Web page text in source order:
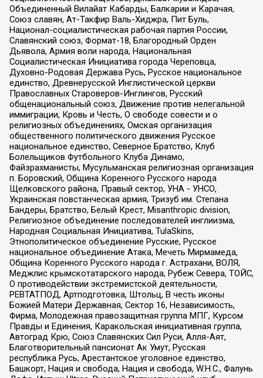
Объединенный Вилайат Кабарды, Балкарии и Карачая,
Союз славян, Ат-Такфир Валь-Хиджра, Пит Буль,
Национал-социалистическая рабочая партия России,
Славянский союз, Формат-18, Благородный Орден
Дьявола, Армия воли народа, Национальная
Социалистическая Инициатива города Череповца,
Духовно-Родовая Держава Русь, Русское национальное
единство, Древнерусской Инглистической церкви
Православных Староверов-Инглингов, Русский
общенациональный союз, Движение против нелегальной
иммиграции, Кровь и Честь, О свободе совести и о
религиозных объединениях, Омская организация
общественного политического движения Русское
национальное единство, Северное Братство, Клуб
Болельщиков Футбольного Клуба Динамо,
Файзрахманисты, Мусульманская религиозная организация
п. Боровский, Община Коренного Русского народа
Щелковского района, Правый сектор, УНА - УНСО,
Украинская повстанческая армия, Тризуб им. Степана
Бандеры, Братство, Белый Крест, Misanthropic division,
Религиозное объединение последователей инглиизма,
Народная Социальная Инициатива, TulaSkins,
Этнополитическое объединение Русские, Русское
национальное объединение Атака, Мечеть Мирмамеда,
Община Коренного Русского народа г. Астрахани, ВОЛЯ,
Меджлис крымскотатарского народа, Рубеж Севера, ТОЙС,
О противодействии экстремистской деятельности,
РЕВТАТПОД, Артподготовка, Штольц, В честь иконы
Божией Матери Державная, Сектор 16, Независимость,
Фирма, Молодежная правозащитная группа МПГ, Курсом
Правды и Единения, Каракольская инициативная группа,
Автоград Крю, Союз Славянских Сил Руси, Алля-Аят,
Благотворительный пансионат Ак Умут, Русская
республика Русь, Арестантское уголовное единство,
Башкорт, Нация и свобода, Нация и свобода, W.H.С., Фалунь